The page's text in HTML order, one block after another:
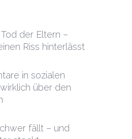
der Eltern –
Riss hinterlässt
in sozialen
über den
fällt – und